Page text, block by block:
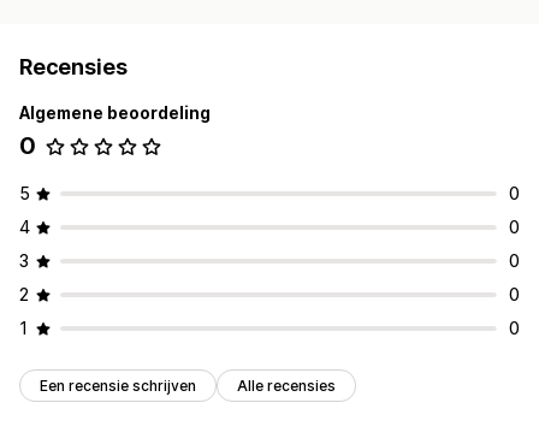
Recensies
Algemene beoordeling
0
5
0
4
0
3
0
2
0
1
0
Een recensie schrijven Alle recensies